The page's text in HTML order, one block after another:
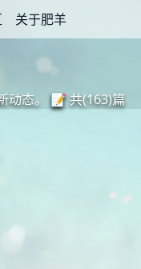
关于肥羊
动态。 📝 共(163)篇